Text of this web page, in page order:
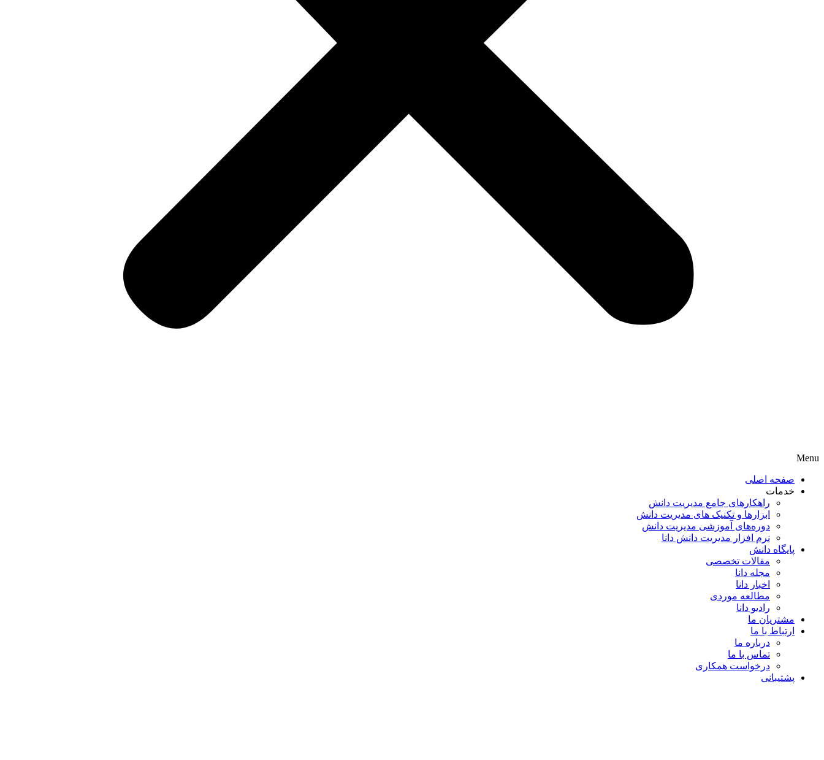
Menu
صفحه اصلی
خدمات
راهکارهای جامع مدیریت دانش
ابزارها و تکنیک‌ های مدیریت دانش
دوره‌های آموزشی مدیریت دانش
نرم افزار مدیریت دانش دانا
پایگاه دانش
مقالات تخصصی
مجله دانا
اخبار دانا
مطالعه موردی
رادیو دانا
مشتریان ما
ارتباط با ما
درباره ما
تماس با ما
درخواست همکاری
پشتیبانی